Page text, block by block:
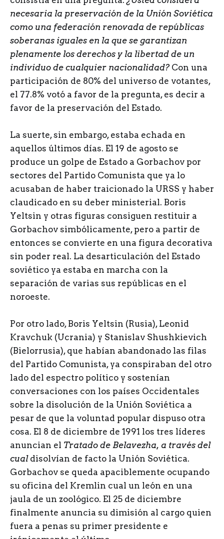
necesaria la preservación de la Unión Soviética
como una federación renovada de repúblicas
soberanas iguales en la que se garantizan
plenamente los derechos y la libertad de un
individuo de cualquier nacionalidad? Con una
participación de 80% del universo de votantes,
el 77.8% votó a favor de la pregunta, es decir a
favor de la preservación del Estado.
La suerte, sin embargo, estaba echada en
aquellos últimos días. El 19 de agosto se
produce un golpe de Estado a Gorbachov por
sectores del Partido Comunista que ya lo
acusaban de haber traicionado la URSS y haber
claudicado en su deber ministerial. Boris
Yeltsin y otras figuras consiguen restituir a
Gorbachov simbólicamente, pero a partir de
entonces se convierte en una figura decorativa
sin poder real. La desarticulación del Estado
soviético ya estaba en marcha con la
separación de varias sus repúblicas en el
noroeste.
Por otro lado, Boris Yeltsin (Rusia), Leonid
Kravchuk (Ucrania) y Stanislav Shushkievich
(Bielorrusia), que habían abandonado las filas
del Partido Comunista, ya conspiraban del otro
lado del espectro político y sostenían
conversaciones con los países Occidentales
sobre la disolución de la Unión Soviética a
pesar de que la voluntad popular dispuso otra
cosa. El 8 de diciembre de 1991 los tres líderes
anuncian el Tratado de Belavezha, a través del
cualdisolvían de facto la Unión Soviética.
Gorbachov se queda apaciblemente ocupando
su oficina del Kremlin cual un león en una
jaula de un zoológico. El 25 de diciembre
finalmente anuncia su dimisión al cargo quien
fuera a penas su primer presidente e